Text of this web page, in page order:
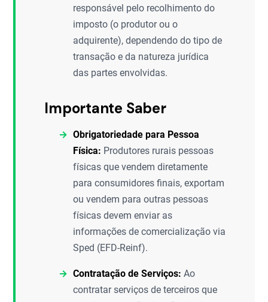
responsável pelo recolhimento do
imposto (o produtor ou o
adquirente), dependendo do tipo de
transação e da natureza jurídica
das partes envolvidas.
Importante Saber
Obrigatoriedade para Pessoa
Física: Produtores rurais pessoas
físicas que vendem diretamente
para consumidores finais, exportam
ou vendem para outras pessoas
físicas devem enviar as
informações de comercialização via
Sped (EFD-Reinf).
Contratação de Serviços: Ao
contratar serviços de terceiros que